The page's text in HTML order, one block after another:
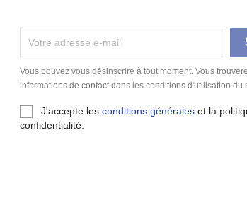
Vous pouvez vous désinscrire à tout moment. Vous
informations de contact dans les conditions d'utilisation du
J'accepte lesconditions générales et la
confidentialité.